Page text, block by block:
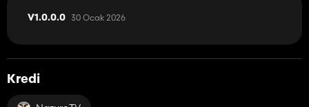
V1.0.0.0 30 Ocak 2026
Kredi